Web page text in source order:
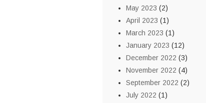
May 2023 (2)
April 2023 (1)
March 2023 (1)
January 2023 (12)
December 2022 (3)
November 2022 (4)
September 2022 (2)
July 2022 (1)